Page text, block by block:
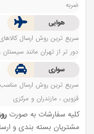
ضربه
هوایی
سریع ترین روش ارسال
دور تر از تهران مانند
سواری
سریع ترین روش ارسال مناسب
قزوین ، مازندران و مرکزی
کلیه سفارشات به صورت
مشتریان بسته بندی و